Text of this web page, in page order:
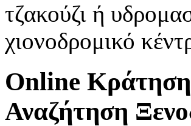
τζακούζι ή
χιονοδρομικό
Online Κράτηση
Αναζήτηση